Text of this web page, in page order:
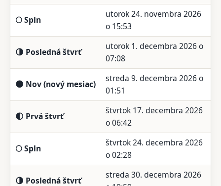
🌕 Spln
utorok 24. novembra 2026
o 15:53
🌗 Posledná štvrť
utorok 1. decembra 2026 o
07:08
🌑 Nov (nový mesiac)
streda 9. decembra 2026 o
01:51
🌓 Prvá štvrť
štvrtok 17. decembra 2026
o 06:42
🌕 Spln
štvrtok 24. decembra 2026
o 02:28
🌗 Posledná štvrť
streda 30. decembra 2026